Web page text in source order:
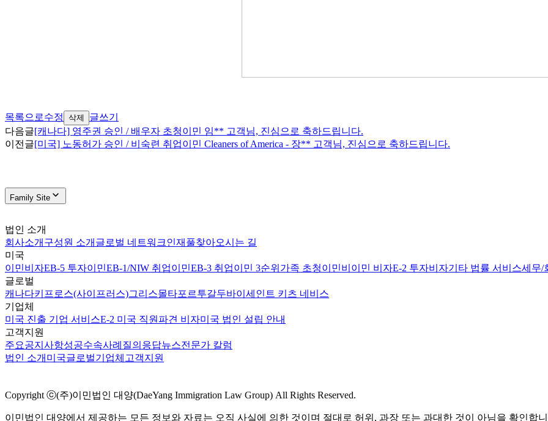
목록으로수정 삭제
글쓰기
다음글[캐나다] 영주권 승인 / 배우자 초청이민 임** 고객님, 진심으로 축하드립니다.
이전글[미국] 노동허가 승인 / 비숙련 취업이민 Cleaners of America - 장** 고객님, 진심으로 축하드립니다.
Family Site
법인 소개
회사소개 구성원 소개 글로벌 네트워크인재풀찾아오시는 길
미국
이민비자EB-5 투자이민EB-1/NIW 취업이민EB-3 취업이민 3순위 가족 초청이민비이민 비자E-2 투자비자기타 법률 서비스세무/
글로벌
캐나다키프로스(사이프러스)그리스몰타포르투갈두바이 세인트 키츠 네비스
기업체
미국 진출 기업 서비스E-2 미국 직원파견 비자미국 법인 설립 안내
고객지원
주요공지사항성공수속사례 질의응답뉴스전문가 칼럼
법인 소개 미국글로벌기업체 고객지원
Copyright ⓒ(주)이민법인 대양(DaeYang Immigration Law Group) All Rights Reserved.
이민법인 대양에서 제공하는 모든 정보와 자료는 오직 사실에 의한 것이며 절대로 허위, 과장 또는 과대한 것이 아님을 확인합